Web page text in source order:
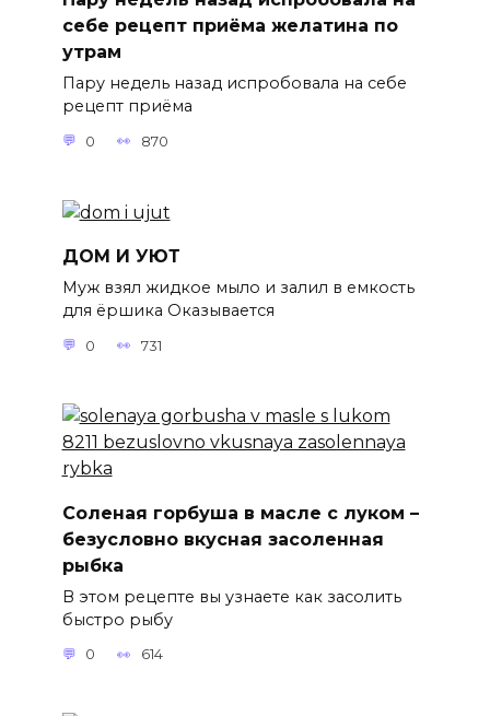
себе рецепт приёма желатина по
утрам
Пару недель назад испробовала на себе
рецепт приёма
0 870
ДОМ И УЮТ
Муж взял жидкое мыло и залил в емкость
для ёршика Оказывается
0 731
Соленая горбуша в масле с луком –
безусловно вкусная засоленная
рыбка
В этом рецепте вы узнаете как засолить
быстро рыбу
0 614